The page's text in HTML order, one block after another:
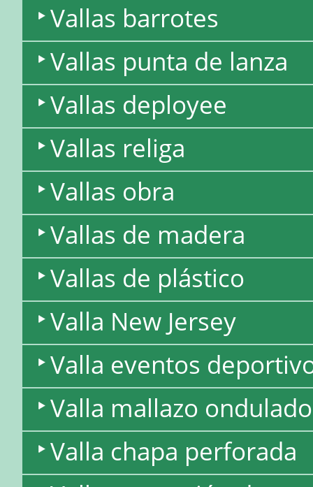
Vallas barrotes
Vallas punta de lanza
Vallas deployee
Vallas religa
Vallas obra
Vallas de madera
Vallas de plástico
Valla New Jersey
Valla eventos
Valla mallazo ondulado
Valla chapa perforada